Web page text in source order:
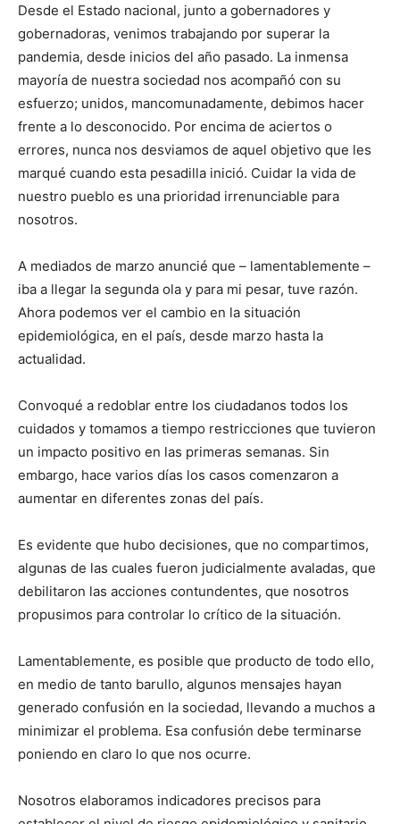
Desde el Estado nacional, junto a gobernadores y
gobernadoras, venimos trabajando por superar la
pandemia, desde inicios del año pasado. La inmensa
mayoría de nuestra sociedad nos acompañó con su
esfuerzo; unidos, mancomunadamente, debimos hacer
frente a lo desconocido. Por encima de aciertos o
errores, nunca nos desviamos de aquel objetivo que les
marqué cuando esta pesadilla inició. Cuidar la vida de
nuestro pueblo es una prioridad irrenunciable para
nosotros.
A mediados de marzo anuncié que – lamentablemente –
iba a llegar la segunda ola y para mi pesar, tuve razón.
Ahora podemos ver el cambio en la situación
epidemiológica, en el país, desde marzo hasta la
actualidad.
Convoqué a redoblar entre los ciudadanos todos los
cuidados y tomamos a tiempo restricciones que tuvieron
un impacto positivo en las primeras semanas. Sin
embargo, hace varios días los casos comenzaron a
aumentar en diferentes zonas del país.
Es evidente que hubo decisiones, que no compartimos,
algunas de las cuales fueron judicialmente avaladas, que
debilitaron las acciones contundentes, que nosotros
propusimos para controlar lo crítico de la situación.
Lamentablemente, es posible que producto de todo ello,
en medio de tanto barullo, algunos mensajes hayan
generado confusión en la sociedad, llevando a muchos a
minimizar el problema. Esa confusión debe terminarse
poniendo en claro lo que nos ocurre.
Nosotros elaboramos indicadores precisos para